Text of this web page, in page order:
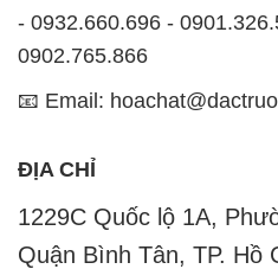
- 0932.660.696 -
0902.765.866
📧 Email:
ĐỊA CHỈ
1229C Quốc lộ 1A,
Quận Bình Tân, TP. Hồ